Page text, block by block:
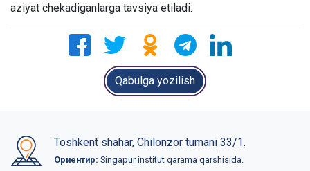
aziyat chekadiganlarga tavsiya etiladi.
Qabulga yozilish
Toshkent shahar, Chilonzor tumani 33/1.
Ориентир: Singapur institut qarama qarshisida.